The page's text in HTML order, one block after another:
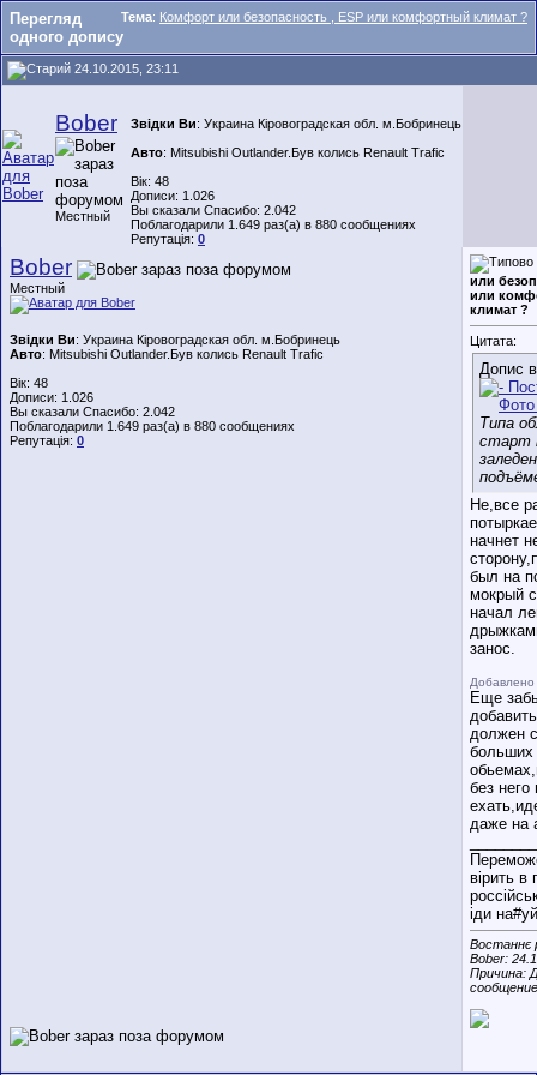
Тема: Комфорт или безопасность , ESP или комфортный климат ?
Перегляд
одного допису
24.10.2015, 23:11
Bober
Местный
Звідки Ви: Украина Кіровоградская обл. м.Бобринець
Авто: Mitsubishi Outlander.Був колись Renault Trafic
Вік: 48
Дописи: 1.026
Вы сказали Спасибо: 2.042
Поблагодарили 1.649 раз(а) в 880 сообщениях
Репутація: 0
Bober
Местный
Звідки Ви: Украина Кіровоградская обл. м.Бобринець
Авто: Mitsubishi Outlander.Був колись Renault Trafic
Вік: 48
Дописи: 1.026
Вы сказали Спасибо: 2.042
Поблагодарили 1.649 раз(а) в 880 сообщениях
Репутація: 0
или
или
климат ?
Цитата:
Допис
Типа
старт
Не,все
начнет
был на
мокрый
начал
занос.
Добавлено
Еще
должен
больших
без него
даже на
вірить в
іди
Востаннє
Bober:
Причина:
сообщение